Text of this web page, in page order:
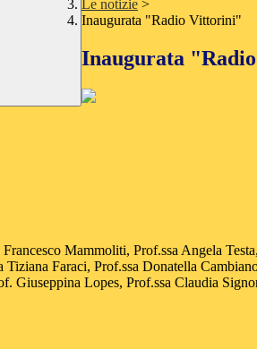
Le notizie >
Inaugurata "Radio Vittorini"
Inaugurata
Mammoliti, Prof.ssa Angela
Faraci, Prof.ssa Donatella
Giuseppina Lopes, Prof.ssa Claudia